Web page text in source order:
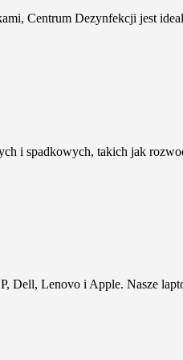
Centrum Dezynfekcji jest
i spadkowych, takich jak
Dell, Lenovo i Apple. Nasze